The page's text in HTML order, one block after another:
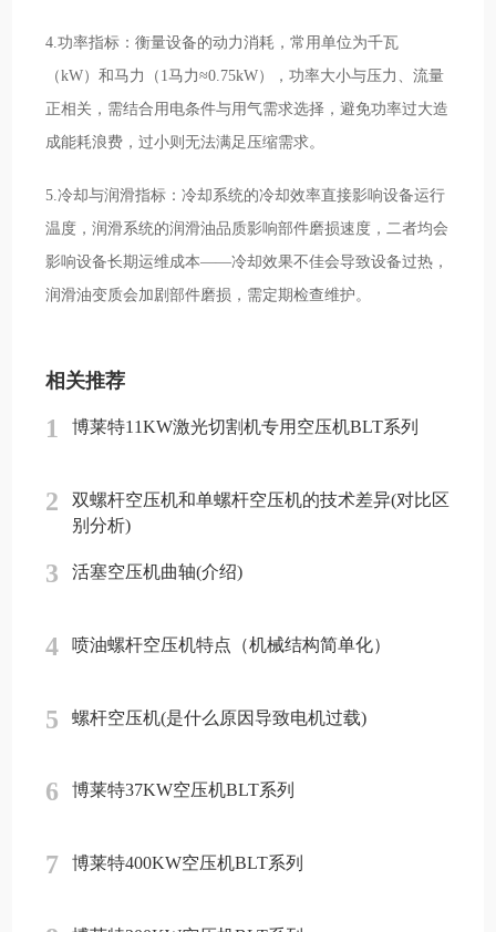
4.功率指标：衡量设备的动力消耗，常用单位为千瓦
（kW）和马力（1马力≈0.75kW），功率大小与压力、流量
正相关，需结合用电条件与用气需求选择，避免功率过大造
成能耗浪费，过小则无法满足压缩需求。
5.冷却与润滑指标：冷却系统的冷却效率直接影响设备运行
温度，润滑系统的润滑油品质影响部件磨损速度，二者均会
影响设备长期运维成本——冷却效果不佳会导致设备过热，
润滑油变质会加剧部件磨损，需定期检查维护。
相关推荐
1 博莱特11KW激光切割机专用空压机BLT系列
2
双螺杆空压机和单螺杆空压机的技术差异(对比区
别分析)
3 活塞空压机曲轴(介绍)
4 喷油螺杆空压机特点（机械结构简单化）
5 螺杆空压机(是什么原因导致电机过载)
6 博莱特37KW空压机BLT系列
7 博莱特400KW空压机BLT系列